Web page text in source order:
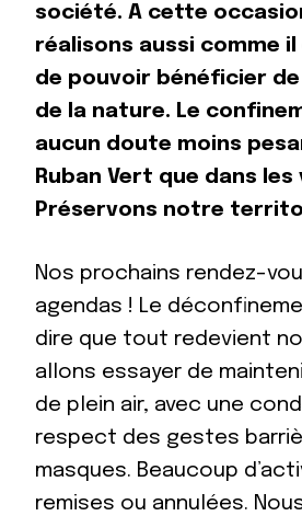
société. A cette
réalisons aussi comme
de pouvoir bénéficier
de la nature. Le
aucun doute moins
Ruban Vert que dans les
Préservons notre
Nos prochains rendez-
agendas ! Le
dire que tout redevient
allons essayer de
de plein air, avec une
respect des gestes
masques. Beaucoup
remises ou annulées.